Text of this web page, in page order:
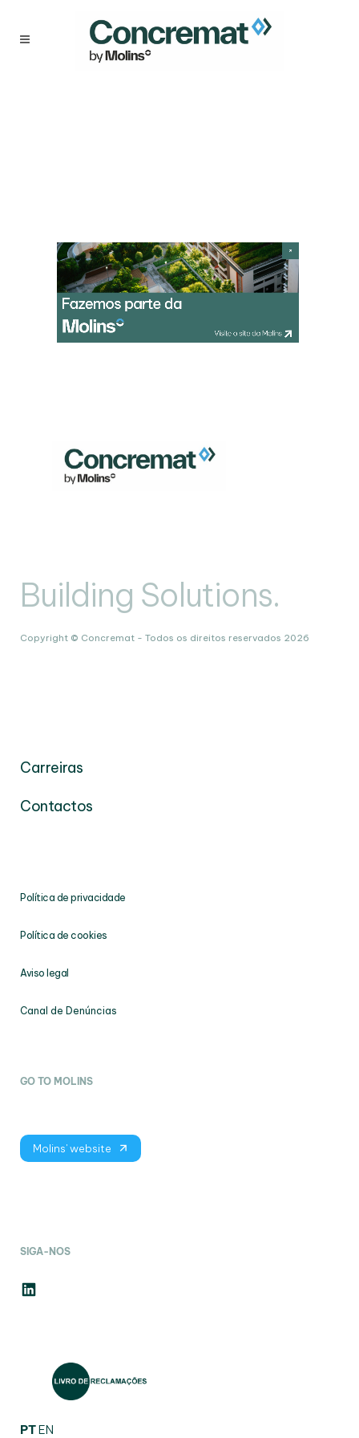
Building Solutions.
Copyright © Concremat - Todos os direitos reservados 2026
Carreiras
Contactos
Política de privacidade
Política de cookies
Aviso legal
Canal de Denúncias
GO TO MOLINS
Molins' website
SIGA-NOS
LinkedIn
PTEN